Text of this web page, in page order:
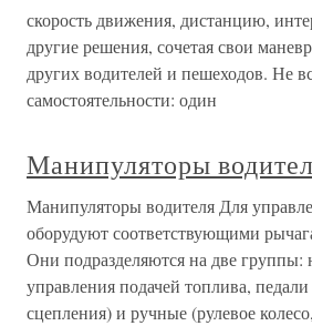
скорость движения, дистанцию,
другие решения, сочетая свои
других водителей и пешеходов. Не
самостоятельности: один
Манипуляторы
Манипуляторы водителя Для
оборудуют соответствующими
Они подразделяются на две группы:
управления подачей топлива,
сцепления) и ручные (рулевое